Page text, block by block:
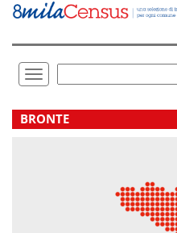
Vai
direttamente
Toggle
navigation
.
BRONTE